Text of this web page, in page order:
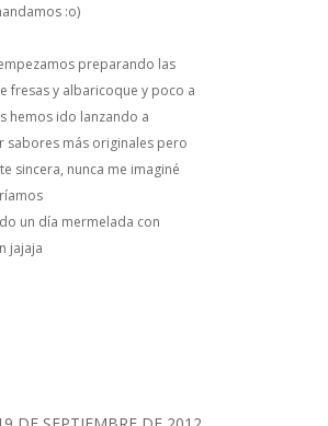
:o)
preparando las
fresas y albaricoque y poco a
hemos ido lanzando a
sabores más originales pero
sincera, nunca me imaginé
un día mermelada con
jajaja